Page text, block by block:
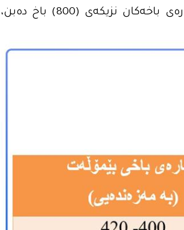
به‌پێى ئامارێكى به‌رێوبه‌رایه‌تى كشتوكاڵى گه‌رمیان، له‌ سنوره‌كه‌دا ژماره‌ى باخه‌كان نزیكه‌ى (800) باخ ده‌بن،